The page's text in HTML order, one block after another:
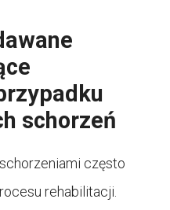
schorzeń
często
rehabilitacji.